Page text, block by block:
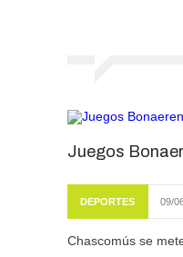
Juegos
DEPORTES 09/
Chascomús se